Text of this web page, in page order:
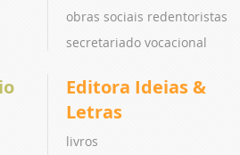
obras sociais redentoristas
secretariado vocacional
Editora Ideias &
Letras
livros